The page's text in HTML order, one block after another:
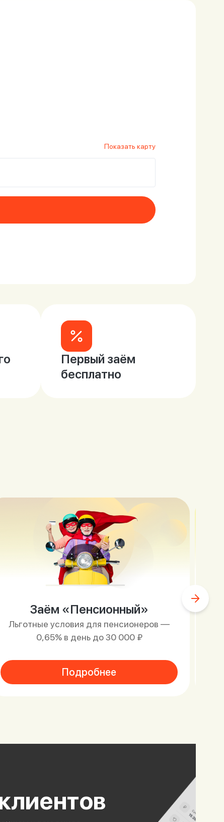
Показать карту
Первый заём
бесплатно
Заём «Пенсионный»
Льготные условия для пенсионеров —
0,65% в день до 30 000 ₽
Подробнее